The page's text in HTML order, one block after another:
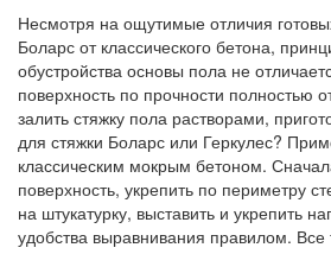
Несмотря на ощутимые отличия
Боларс от классического бетона,
обустройства основы пола не
поверхность по прочности полностью
залить стяжку пола растворами,
для стяжки Боларс или Геркулес?
классическим мокрым бетоном.
поверхность, укрепить по периметру
на штукатурку, выставить и укрепить
удобства выравнивания правилом. Все